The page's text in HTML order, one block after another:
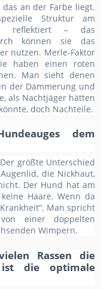
an der Farbe liegt.
Struktur am
reflektiert – das
können sie das
nutzen. Merle-Faktor
haben einen roten
Man sieht denen
der Dämmerung und
als Nachtjäger hätten
doch Nachteile.
dem
größte Unterschied
die Nickhaut,
Der Hund hat am
Haare. Wenn da
Man spricht
einer doppelten
Wimpern.
Rassen die
ist die optimale